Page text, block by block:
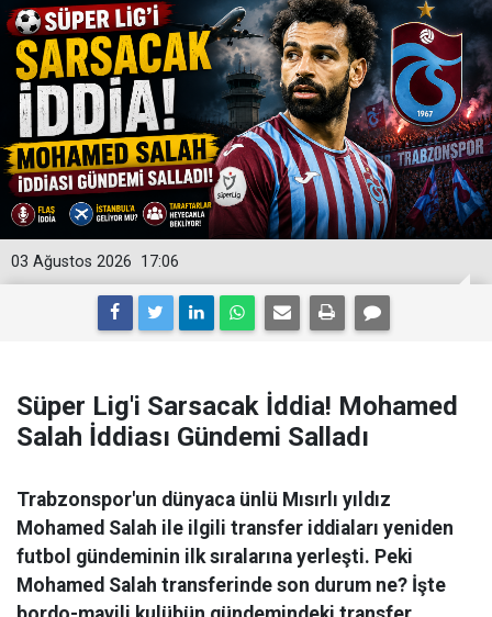
17:06
03 Ağustos 2026
Süper Lig'i Sarsacak İddia! Mohamed
Salah İddiası Gündemi Salladı
Trabzonspor'un dünyaca ünlü Mısırlı yıldız
Mohamed Salah ile ilgili transfer iddiaları yeniden
futbol gündeminin ilk sıralarına yerleşti. Peki
Mohamed Salah transferinde son durum ne? İşte